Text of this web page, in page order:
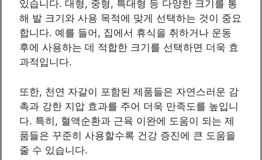
있습니다. 대형, 중형, 특대형 등 다양한 크기를 통
해 발 크기와 사용 목적에 맞게 선택하는 것이 중요
합니다. 예를 들어, 집에서 휴식을 취하거나 운동
후에 사용하는 데 적합한 크기를 선택하면 더욱 효
과적입니다.
또한, 천연 자갈이 포함된 제품들은 자연스러운 감
촉과 강한 지압 효과를 주어 더욱 만족도를 높입니
다. 특히, 혈액순환과 근육 이완에 도움이 되는 제
품들은 꾸준히 사용할수록 건강 증진에 큰 도움을
줄 수 있습니다.